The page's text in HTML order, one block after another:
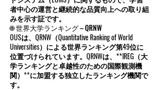
者中心の運営と継続的な品質向上への取り組
みを示す証です。
🌐 世界大学ランキング – QRNW
OUSは、QRNW（Quantitative Ranking of World
Universities）による世界ランキング第49位に
位置づけられています。QRNWは、**IREG（大
学ランキングと卓越性のための国際観測機
関）**に加盟する独立したランキング機関で
す。